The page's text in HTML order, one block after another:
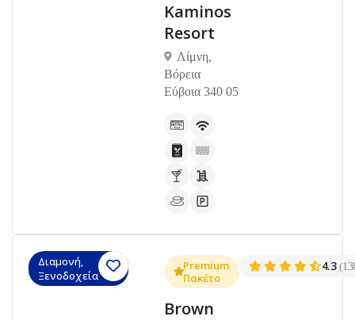
Kaminos
Resort
Λίμνη,
Βόρεια
Εύβοια 340 05
Διαμονή,
Ξενοδοχεία
Premium
Πακέτο
Brown
4.3